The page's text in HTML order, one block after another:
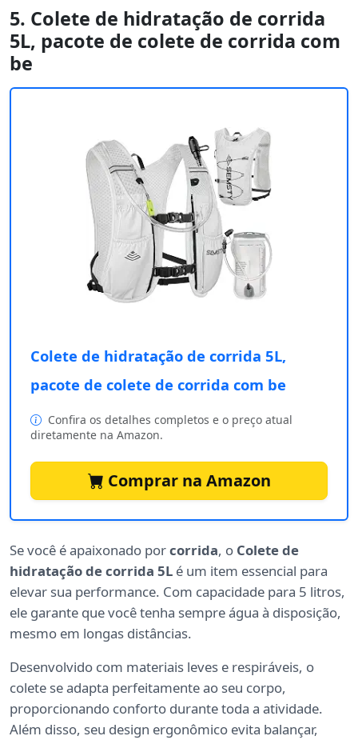
5. Colete de hidratação de corrida
5L, pacote de colete de corrida com
be
Colete de hidratação de corrida 5L,
pacote de colete de corrida com be
Confira os detalhes completos e o preço atual
diretamente na Amazon.
Comprar na Amazon
Se você é apaixonado porcorrida, o Colete de
hidratação de corrida 5L é um item essencial para
elevar sua performance. Com capacidade para 5 litros,
ele garante que você tenha sempre água à disposição,
mesmo em longas distâncias.
Desenvolvido com materiais leves e respiráveis, o
colete se adapta perfeitamente ao seu corpo,
proporcionando conforto durante toda a atividade.
Além disso, seu design ergonômico evita balançar,